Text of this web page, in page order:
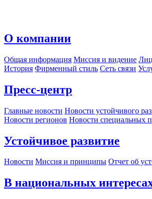
О компании
Общая информация Миссия и видение
История Фирменный стиль Сеть связи
Пресс-центр
Главные новости Новости устойчивого
Новости регионов Новости специальных
Устойчивое развитие
Новости Миссия и принципы Отчет об
В национальных